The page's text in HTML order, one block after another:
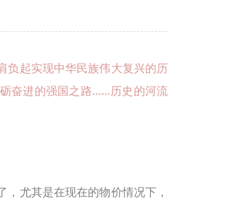
负起实现中华民族伟大复兴的历
奋进的强国之路……历史的河流
尤其是在现在的物价情况下，